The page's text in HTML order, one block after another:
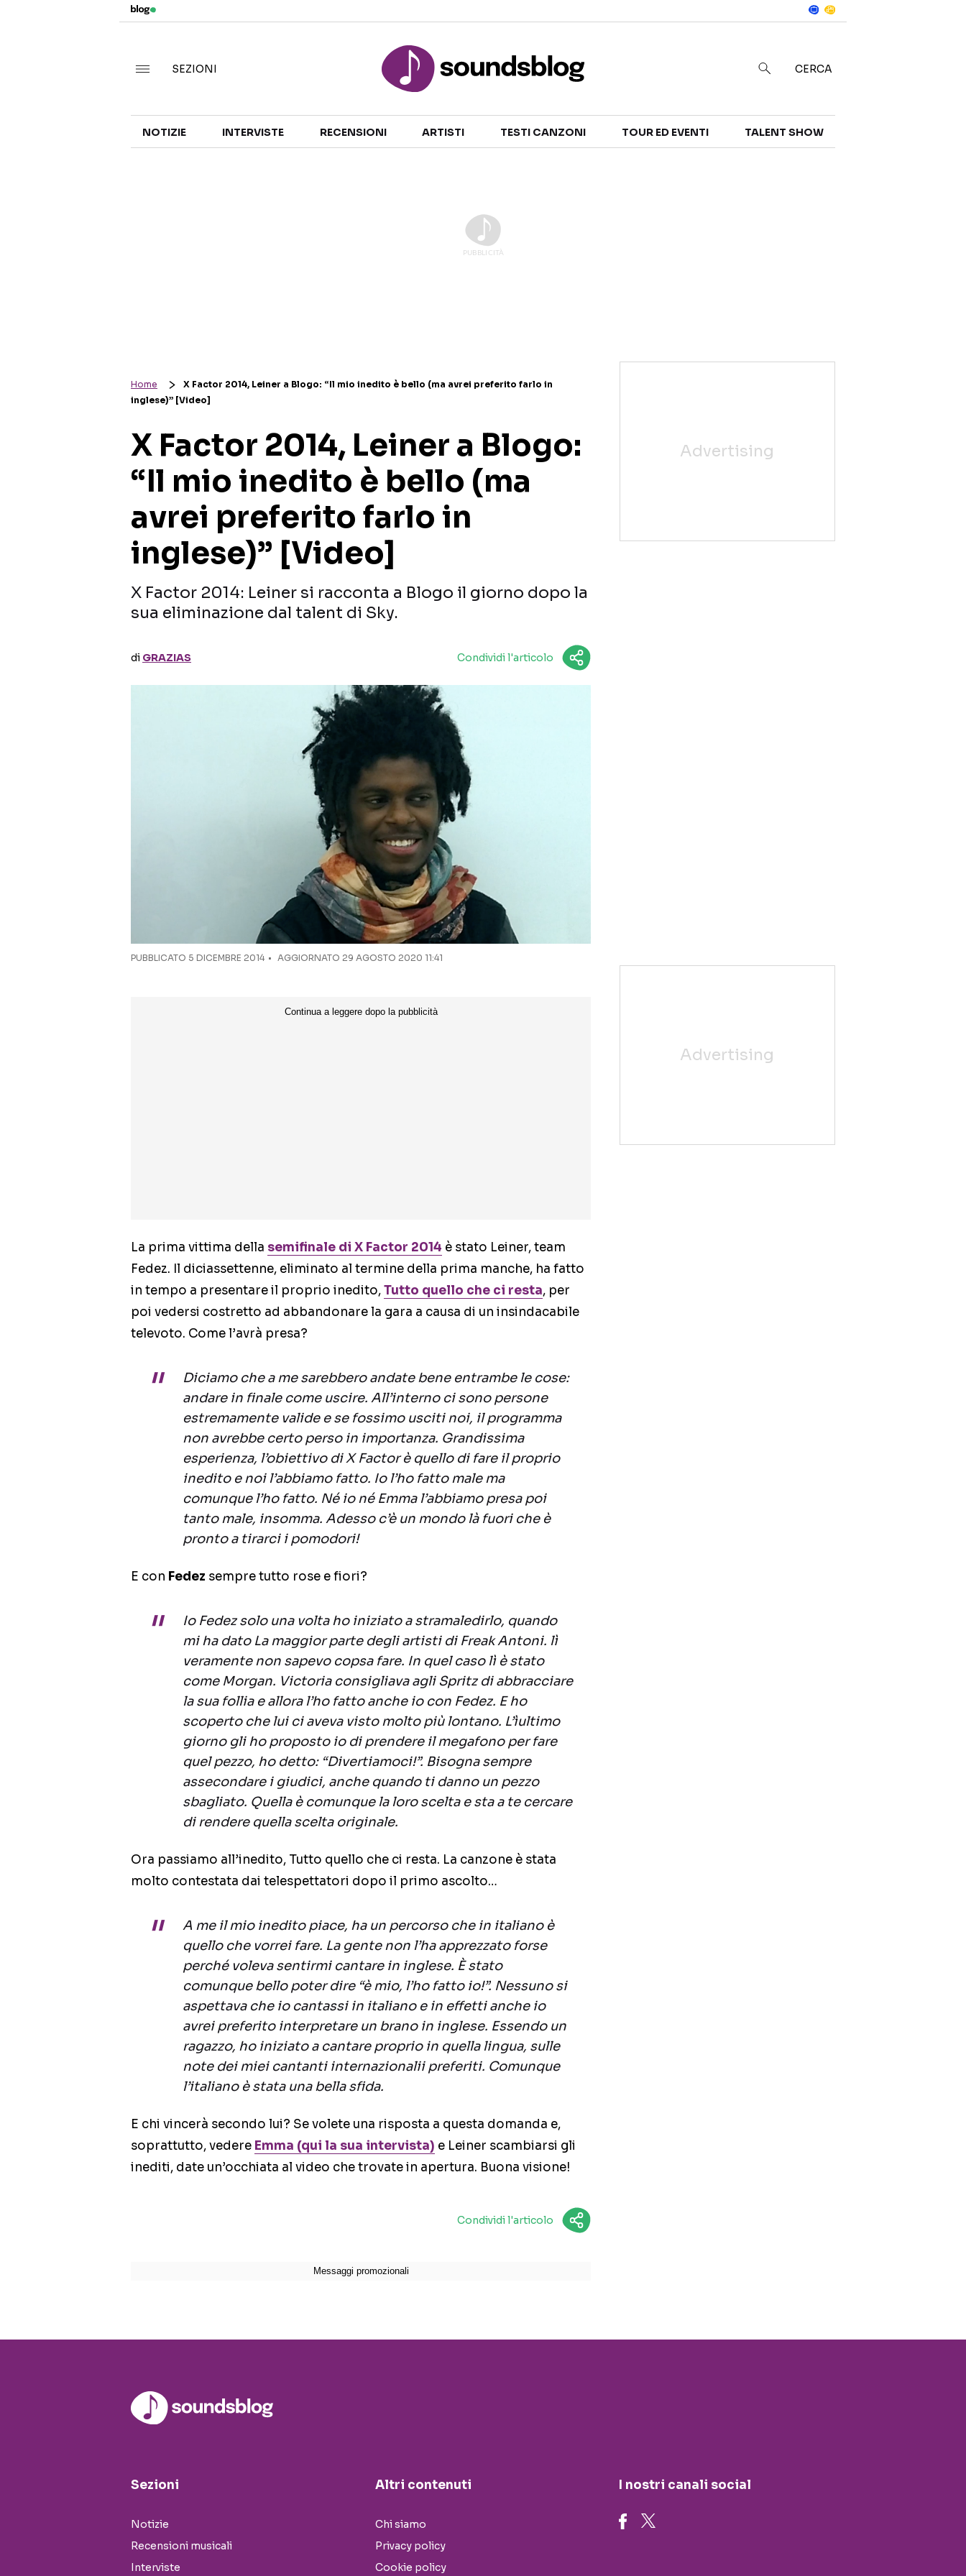
TALENT SHOW
SEZIONI CERCA
NOTIZIE INTERVISTE RECENSIONI ARTISTI TESTI CANZONI TOUR ED EVENTI TALENT SHOW
Home
X Factor 2014, Leiner a Blogo: “Il mio inedito è bello (ma avrei preferito farlo in
inglese)” [Video]
X Factor 2014, Leiner a Blogo:
“Il mio inedito è bello (ma
avrei preferito farlo in
inglese)” [Video]
X Factor 2014: Leiner si racconta a Blogo il giorno dopo la
sua eliminazione dal talent di Sky.
di GRAZIAS Condividi l'articolo
PUBBLICATO 5 DICEMBRE 2014 AGGIORNATO 29 AGOSTO 2020 11:41
La prima vittima della semifinale di X Factor 2014 è stato Leiner, team
Fedez. Il diciassettenne, eliminato al termine della prima manche, ha fatto
in tempo a presentare il proprio inedito,Tutto quello che ci resta, per
poi vedersi costretto ad abbandonare la gara a causa di un insindacabile
televoto. Come l’avrà presa?
Diciamo che a me sarebbero andate bene entrambe le cose:
andare in finale come uscire. All’interno ci sono persone
estremamente valide e se fossimo usciti noi, il programma
non avrebbe certo perso in importanza. Grandissima
esperienza, l’obiettivo di X Factor è quello di fare il proprio
inedito e noi l’abbiamo fatto. Io l’ho fatto male ma
comunque l’ho fatto. Né io né Emma l’abbiamo presa poi
tanto male, insomma. Adesso c’è un mondo là fuori che è
pronto a tirarci i pomodori!
E con Fedez sempre tutto rose e fiori?
Io Fedez solo una volta ho iniziato a stramaledirlo, quando
mi ha dato La maggior parte degli artisti di Freak Antoni. lì
veramente non sapevo copsa fare. In quel caso lì è stato
come Morgan. Victoria consigliava agli Spritz di abbracciare
la sua follia e allora l’ho fatto anche io con Fedez. E ho
scoperto che lui ci aveva visto molto più lontano. L’ìultimo
giorno gli ho proposto io di prendere il megafono per fare
quel pezzo, ho detto: “Divertiamoci!”. Bisogna sempre
assecondare i giudici, anche quando ti danno un pezzo
sbagliato. Quella è comunque la loro scelta e sta a te cercare
di rendere quella scelta originale.
Ora passiamo all’inedito, Tutto quello che ci resta. La canzone è stata
molto contestata dai telespettatori dopo il primo ascolto…
A me il mio inedito piace, ha un percorso che in italiano è
quello che vorrei fare. La gente non l’ha apprezzato forse
perché voleva sentirmi cantare in inglese. È stato
comunque bello poter dire “è mio, l’ho fatto io!”. Nessuno si
aspettava che io cantassi in italiano e in effetti anche io
avrei preferito interpretare un brano in inglese. Essendo un
ragazzo, ho iniziato a cantare proprio in quella lingua, sulle
note dei miei cantanti internazionalii preferiti. Comunque
l’italiano è stata una bella sfida.
E chi vincerà secondo lui? Se volete una risposta a questa domanda e,
soprattutto, vedere Emma (qui la sua intervista) e Leiner scambiarsi gli
inediti, date un’occhiata al video che trovate in apertura. Buona visione!
Condividi l'articolo
Sezioni
Notizie
Recensioni musicali
Interviste
Altri contenuti
Chi siamo
Privacy policy
Cookie policy
I nostri canali social